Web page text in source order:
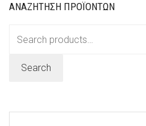
ΑΝΑΖΗΤΗΣΗ ΠΡΟΪΟΝΤΩΝ
Search